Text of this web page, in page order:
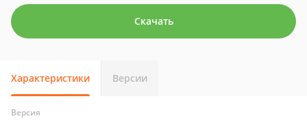
Скачать
Характеристики Версии
Версия